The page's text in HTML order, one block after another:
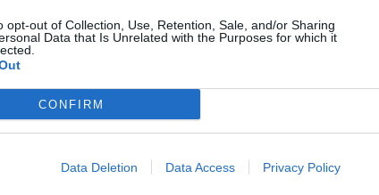
opt-out of Collection, Use, Retention, Sale, and/or Sharing
Data that Is Unrelated with the Purposes for which it
CONFIRM
Data Deletion Data Access Privacy Policy
Depression - andere Mittel
Cholesterin
Sucht
Depression - SSRI
Epilepsie